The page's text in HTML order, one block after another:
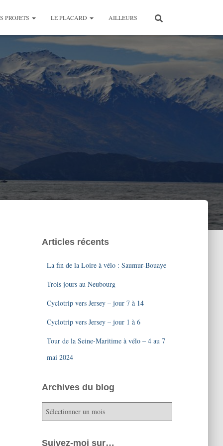
PROJETS LE PLACARD AILLEURS
Articles récents
La fin de la Loire à vélo : Saumur-Bouaye
Trois jours au Neubourg
Cyclotrip vers Jersey – jour 7 à 14
Cyclotrip vers Jersey – jour 1 à 6
Tour de la Seine-Maritime à vélo – 4 au 7
mai 2024
Archives du blog
r
h
Suivez-moi sur…